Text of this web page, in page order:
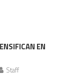
Codhet
EN
Staff